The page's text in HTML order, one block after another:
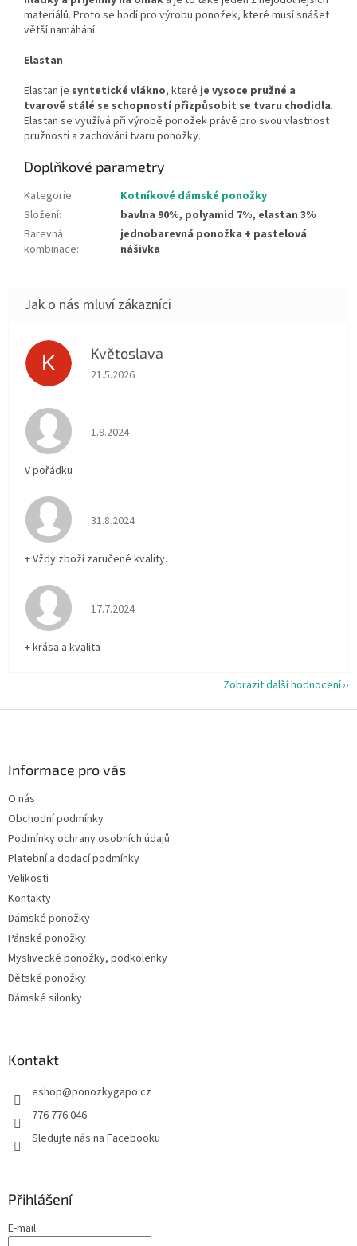
materiálů. Proto se hodí pro výrobu ponožek, které musí snášet
větší namáhání.
Elastan
Elastan je syntetické vlákno, které je vysoce pružné a
tvarově stálé se schopností přizpůsobit se tvaru chodidla.
Elastan se využívá při výrobě ponožek právě pro svou vlastnost
pružnosti a zachování tvaru ponožky.
Doplňkové parametry
Kategorie:
Kotníkové dámské ponožky
Složení:
bavlna 90%, polyamid 7%, elastan 3%
Barevná
kombinace:
jednobarevná ponožka + pastelová
nášivka
K Květoslava
Hodnocení obchodu je 5 z 5 hvězdiček.
21.5.2026
Hodnocení obchodu je 5 z 5 hvězdiček.
1.9.2024
V pořádku
Hodnocení obchodu je 5 z 5 hvězdiček.
31.8.2024
+ Vždy zboží zaručené kvality.
Hodnocení obchodu je 5 z 5 hvězdiček.
17.7.2024
+ krása a kvalita
Zobrazit další hodnocení
Informace pro vás
O nás
Obchodní podmínky
Podmínky ochrany osobních údajů
Platební a dodací podmínky
Velikosti
Kontakty
Dámské ponožky
Pánské ponožky
Myslivecké ponožky, podkolenky
Dětské ponožky
Dámské silonky
Kontakt
eshop@ponozkygapo.cz
776 776 046
Sledujte nás na Facebooku
Přihlášení
E-mail